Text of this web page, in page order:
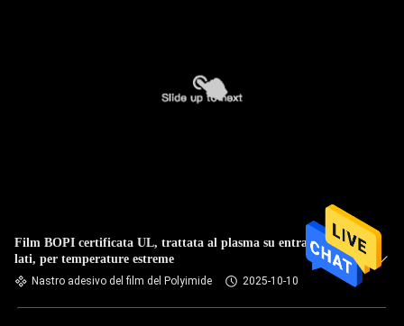
Film BOPI certificata UL, trattata al plasma su entrambi i
lati, per temperature estreme
Nastro adesivo del film del Polyimide 2025-10-10